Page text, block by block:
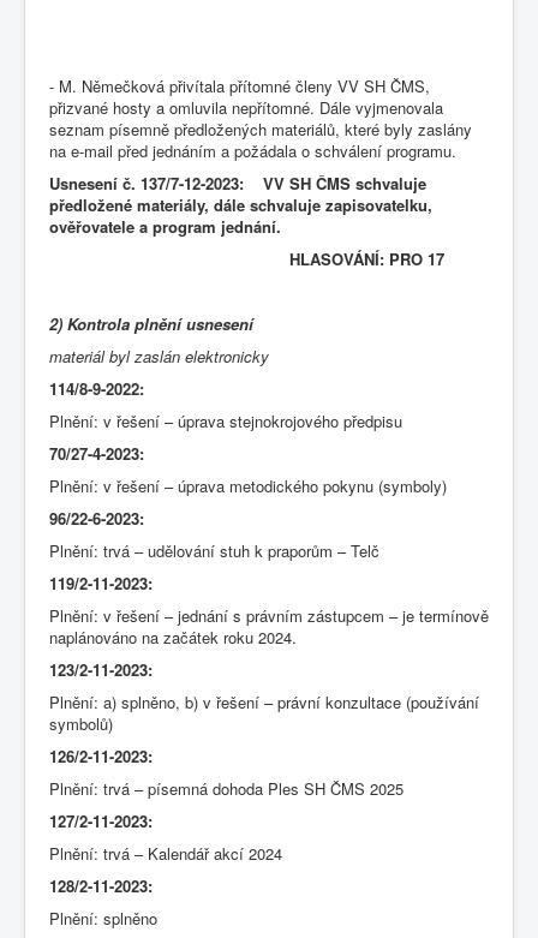
- M. Němečková přivítala přítomné členy VV SH ČMS,
přizvané hosty a omluvila nepřítomné. Dále vyjmenovala
seznam písemně předložených materiálů, které byly zaslány
na e-mail před jednáním a požádala o schválení programu.
Usnesení č. 137/7-12-2023: VV SH ČMS schvaluje
předložené materiály, dále schvaluje zapisovatelku,
ověřovatele a program jednání.
HLASOVÁNÍ: PRO 17
2) Kontrola plnění usnesení
materiál byl zaslán elektronicky
114/8-9-2022:
Plnění: v řešení – úprava stejnokrojového předpisu
70/27-4-2023:
Plnění: v řešení – úprava metodického pokynu (symboly)
96/22-6-2023:
Plnění: trvá – udělování stuh k praporům – Telč
119/2-11-2023:
Plnění: v řešení – jednání s právním zástupcem – je termínově
naplánováno na začátek roku 2024.
123/2-11-2023:
Plnění: a) splněno, b) v řešení – právní konzultace (používání
symbolů)
126/2-11-2023:
Plnění: trvá – písemná dohoda Ples SH ČMS 2025
127/2-11-2023:
Plnění: trvá – Kalendář akcí 2024
128/2-11-2023:
Plnění: splněno